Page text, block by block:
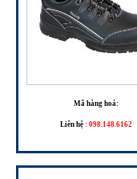
Mã hàng hoá:
Liên hệ : 098.148.6162